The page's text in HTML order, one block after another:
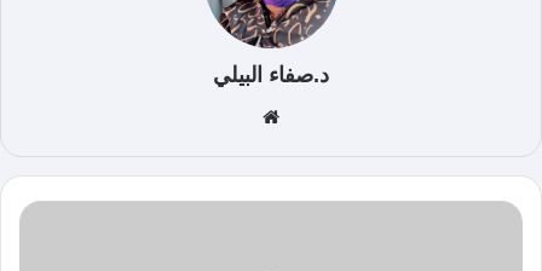
د.صفاء البيلي
الوي
ب